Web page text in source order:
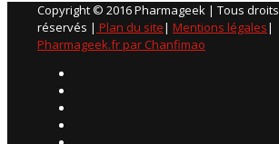
Copyright © 2016 Pharmageek | Tous droits
réservés | Plan du site| Mentions légales|
Pharmageek.fr par Chanfimao